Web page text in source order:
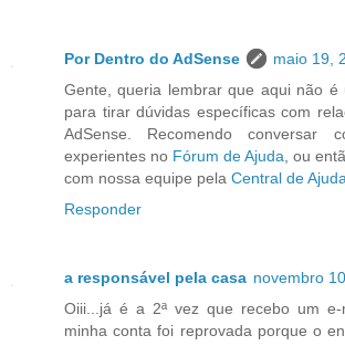
Por Dentro do AdSense
maio 19,
Gente, queria lembrar que aqui não é
para tirar dúvidas específicas com
AdSense. Recomendo conversar
experientes no Fórum de Ajuda , ou
com nossa equipe pela Central de Ajuda
Responder
a responsável pela casa novembro
Oiii...já é a 2ª vez que recebo um
minha conta foi reprovada porque o